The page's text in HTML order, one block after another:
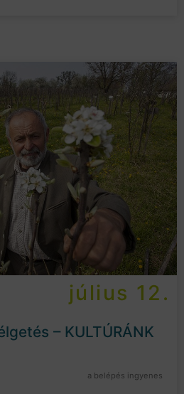
július 12.
– KULTÚRÁNK
a belépés ingyenes